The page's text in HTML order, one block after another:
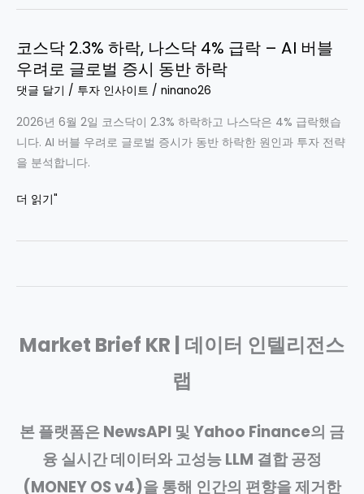
급
4.5%
급
락,
나
스
닥
약
여
피
급
락,
나
닥
4%
붕
시
위
마
코스닥 2.3% 하락, 나스닥 4% 급락 – AI 버블
우려로 글로벌 증시 동반 하락
댓글 달기 / 투자 인사이트 / ninano26
2026년 6월 2일 코스닥이 2.3% 하락하고 나스닥은 4% 급락했습
니다. AI 버블 우려로 글로벌 증시가 동반 하락한 원인과 투자 전략
을 분석합니다.
코
닥
스
락
–
버
더 읽기"
Market Brief KR | 데이터 인텔리전스
랩
본 플랫폼은 NewsAPI 및 Yahoo Finance의 금
융 실시간 데이터와 고성능 LLM 결합 공정
(MONEY OS v4)을 통해 인간의 편향을 제거한